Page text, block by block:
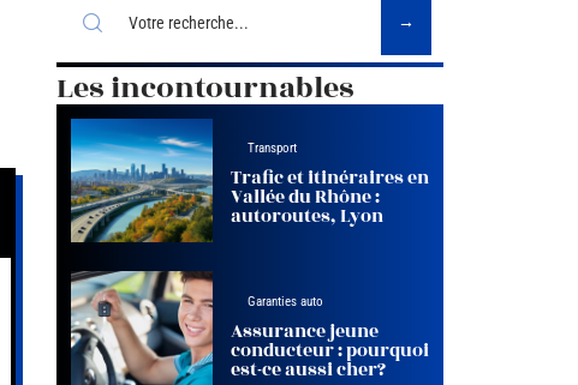
Les incontournables
Transport
Trafic et itinéraires en
Vallée du Rhône :
autoroutes, Lyon
Garanties auto
Assurance jeune
conducteur : pourquoi
est-ce aussi cher?